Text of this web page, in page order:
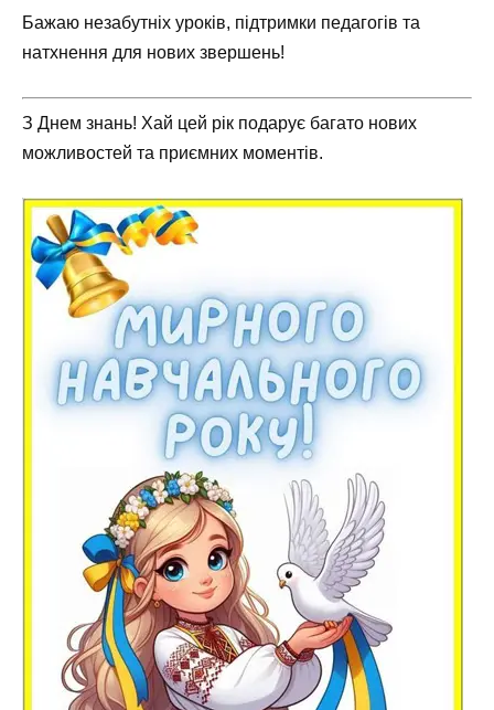
Бажаю незабутніх уроків, підтримки педагогів та
натхнення для нових звершень!
З Днем знань! Хай цей рік подарує багато нових
можливостей та приємних моментів.